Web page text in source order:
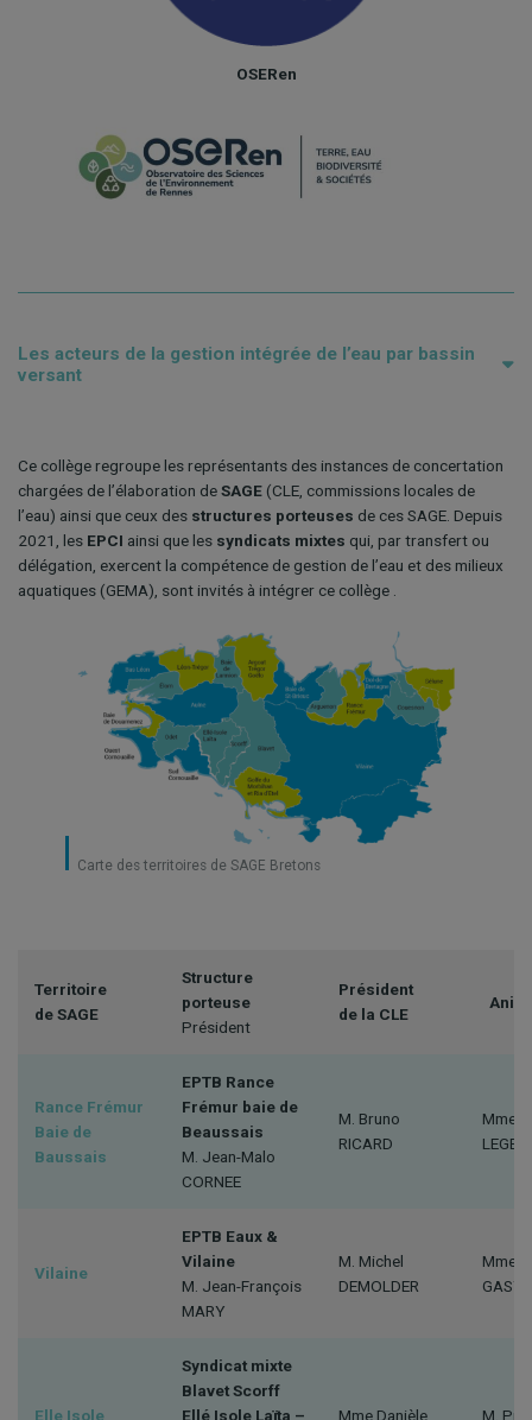
OSERen
Les acteurs de la gestion intégrée de l’eau par bassin
versant
Ce collège regroupe les représentants des instances de concertation
chargées de l’élaboration deSAGE (CLE, commissions locales de
l’eau) ainsi que ceux des structures porteuses de ces SAGE. Depuis
2021, les EPCI ainsi que les syndicats mixtes qui, par transfert ou
délégation, exercent la compétence de gestion de l’eau et des milieux
aquatiques (GEMA), sont invités à intégrer ce collège .
Carte des territoires de SAGE Bretons
Territoire
de SAGE
Structure
porteuse
Président
Président
de la CLE
Rance Frémur
Baie de
Baussais
EPTB Rance
Frémur baie de
Beaussais
M. Jean-Malo
CORNEE
M. Bruno
RICARD
Mme
Vilaine
EPTB Eaux &
Vilaine
M. Jean-François
MARY
M. Michel
DEMOLDER
Mme
Elle Isole
Syndicat mixte
Blavet Scorff
Ellé Isole Laïta –
Mme Danièle
M.